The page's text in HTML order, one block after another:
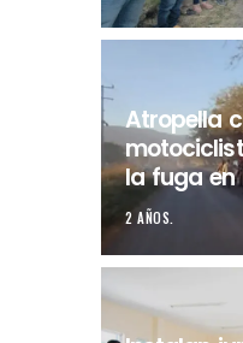
Atropella
la fuga en
2 AÑOS.